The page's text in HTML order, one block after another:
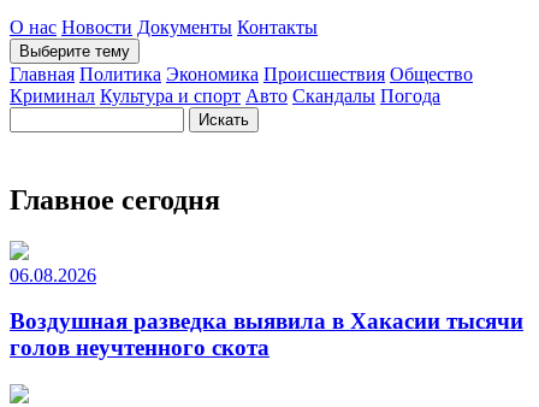
О нас Новости Документы Контакты
Выберите тему
Главная Политика Экономика Происшествия Общество
Криминал Культура и спорт Авто Скандалы Погода
Главное сегодня
06.08.2026
Воздушная разведка выявила в Хакасии тысячи
голов неучтенного скота